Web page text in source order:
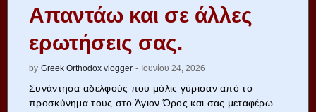
Απαντάω και σε άλλες
ερωτήσεις σας.
by Greek Orthodox vlogger - Ιουνίου 24, 2026
Συνάντησα αδελφούς που μόλις γύρισαν από το
προσκύνημα τους στο Άγιον Όρος και σας μεταφέρω